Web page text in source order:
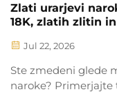
Zlati urarjevi
18K, zlatih zlitin
Jul 22, 2026
Ste zmedeni glede
naroke? Primerjajte